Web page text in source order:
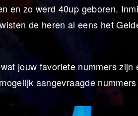
en zo werd 40up geboren.
de heren al eens het
wat jouw favoriete nummers zijn
aangevraagde